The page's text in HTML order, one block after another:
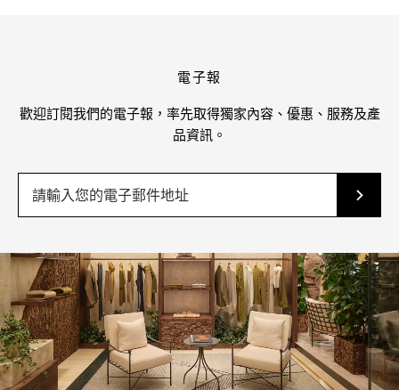
電子報
歡迎訂閱我們的電子報，率先取得獨家內容、優惠、服務及產
品資訊。